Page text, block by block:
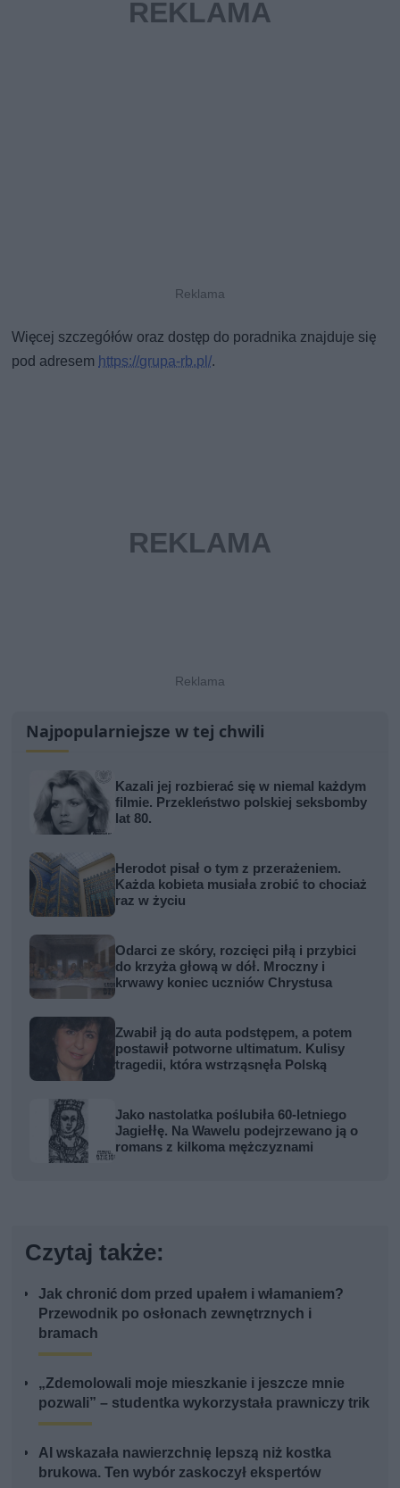
Więcej szczegółów oraz dostęp do poradnika znajduje się
pod adresem https://grupa-rb.pl/.
Najpopularniejsze w tej chwili
Kazali jej rozbierać się w niemal każdym
filmie. Przekleństwo polskiej seksbomby
lat 80.
Herodot pisał o tym z przerażeniem.
Każda kobieta musiała zrobić to chociaż
raz w życiu
Odarci ze skóry, rozcięci piłą i przybici
do krzyża głową w dół. Mroczny i
krwawy koniec uczniów Chrystusa
Zwabił ją do auta podstępem, a potem
postawił potworne ultimatum. Kulisy
tragedii, która wstrząsnęła Polską
Jako nastolatka poślubiła 60-letniego
Jagiełłę. Na Wawelu podejrzewano ją o
romans z kilkoma mężczyznami
Czytaj także:
Jak chronić dom przed upałem i włamaniem?
Przewodnik po osłonach zewnętrznych i
bramach
„Zdemolowali moje mieszkanie i jeszcze mnie
pozwali” – studentka wykorzystała prawniczy trik
AI wskazała nawierzchnię lepszą niż kostka
brukowa. Ten wybór zaskoczył ekspertów